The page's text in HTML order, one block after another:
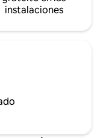
instalaciones